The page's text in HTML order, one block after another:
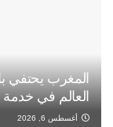
المغرب يحتفي
العالم في خدمة
أغسطس 6, 2026